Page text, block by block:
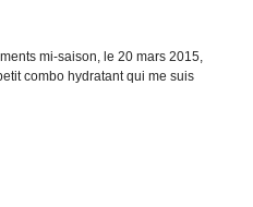
mi-saison, le 20 mars 2015,
combo hydratant qui me suis